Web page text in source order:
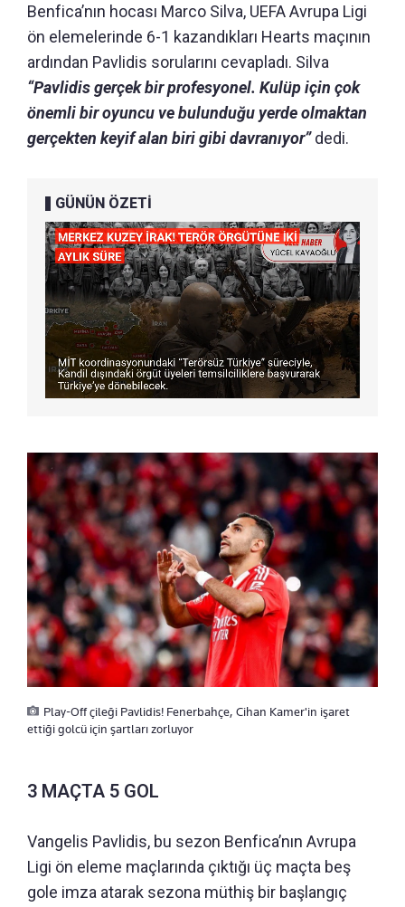
Benfica’nın hocası Marco Silva, UEFA Avrupa Ligi
ön elemelerinde 6-1 kazandıkları Hearts maçının
ardından Pavlidis sorularını cevapladı. Silva
“Pavlidis gerçek bir profesyonel. Kulüp için çok
önemli bir oyuncu ve bulunduğu yerde olmaktan
gerçekten keyif alan biri gibi davranıyor”dedi.
GÜNÜN ÖZETİ
Play-Off çileği Pavlidis! Fenerbahçe, Cihan Kamer'in işaret
ettiği golcü için şartları zorluyor
3 MAÇTA 5 GOL
Vangelis Pavlidis, bu sezon Benfica’nın Avrupa
Ligi ön eleme maçlarında çıktığı üç maçta beş
gole imza atarak sezona müthiş bir başlangıç